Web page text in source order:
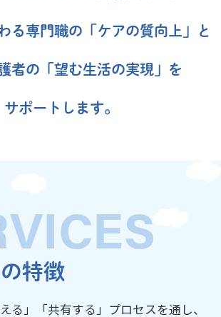
る専門職の「ケアの質向上」と
者の「望む生活の実現」を
サポートします。
特徴
る」「共有する」プロセスを通し、